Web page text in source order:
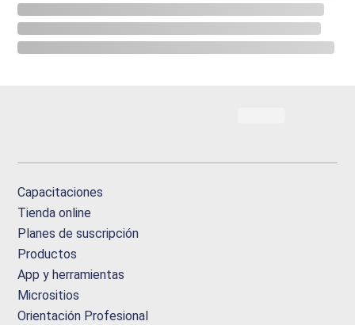
Capacitaciones
Tienda online
Planes de suscripción
Productos
App y herramientas
Micrositios
Orientación Profesional